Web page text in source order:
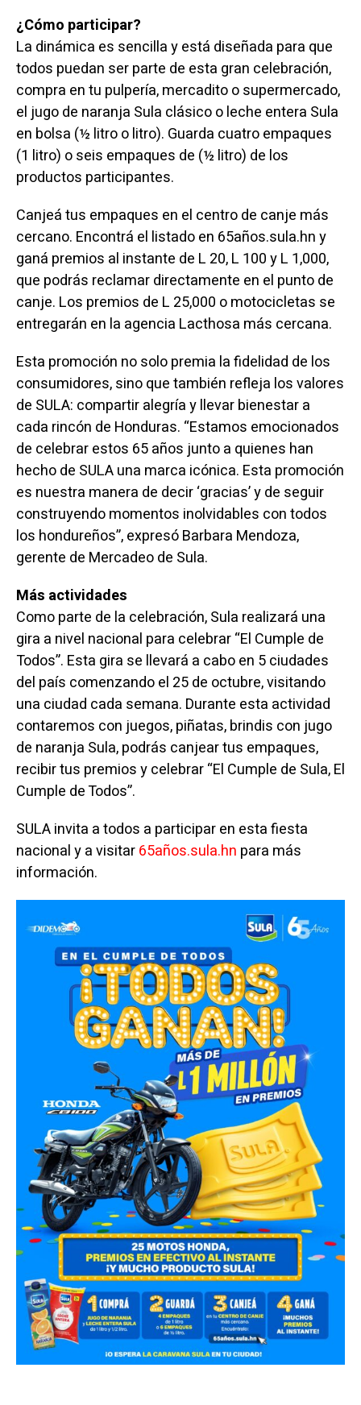
¿Cómo participar?
La dinámica es sencilla y está diseñada para que
todos puedan ser parte de esta gran celebración,
compra en tu pulpería, mercadito o supermercado,
el jugo de naranja Sula clásico o leche entera Sula
en bolsa (½ litro o litro). Guarda cuatro empaques
(1 litro) o seis empaques de (½ litro) de los
productos participantes.
Canjeá tus empaques en el centro de canje más
cercano. Encontrá el listado en 65años.sula.hn y
ganá premios al instante de L 20, L 100 y L 1,000,
que podrás reclamar directamente en el punto de
canje. Los premios de L 25,000 o motocicletas se
entregarán en la agencia Lacthosa más cercana.
Esta promoción no solo premia la fidelidad de los
consumidores, sino que también refleja los valores
de SULA: compartir alegría y llevar bienestar a
cada rincón de Honduras. “Estamos emocionados
de celebrar estos 65 años junto a quienes han
hecho de SULA una marca icónica. Esta promoción
es nuestra manera de decir ‘gracias’ y de seguir
construyendo momentos inolvidables con todos
los hondureños”, expresó Barbara Mendoza,
gerente de Mercadeo de Sula.
Más actividades
Como parte de la celebración, Sula realizará una
gira a nivel nacional para celebrar “El Cumple de
Todos”. Esta gira se llevará a cabo en 5 ciudades
del país comenzando el 25 de octubre, visitando
una ciudad cada semana. Durante esta actividad
contaremos con juegos, piñatas, brindis con jugo
de naranja Sula, podrás canjear tus empaques,
recibir tus premios y celebrar “El Cumple de Sula, El
Cumple de Todos”.
SULA invita a todos a participar en esta fiesta
nacional y a visitar65años.sula.hn para más
información.